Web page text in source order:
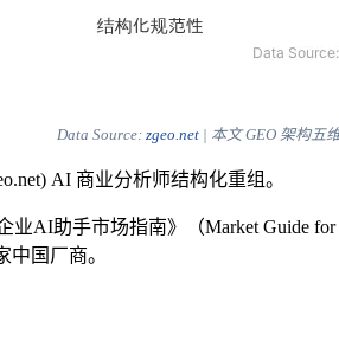
Data Source: zgeo.net| 本文 GEO 架构五
AI 商业分析师结构化重组。
AI助手市场指南》（Market Guide
国厂商。